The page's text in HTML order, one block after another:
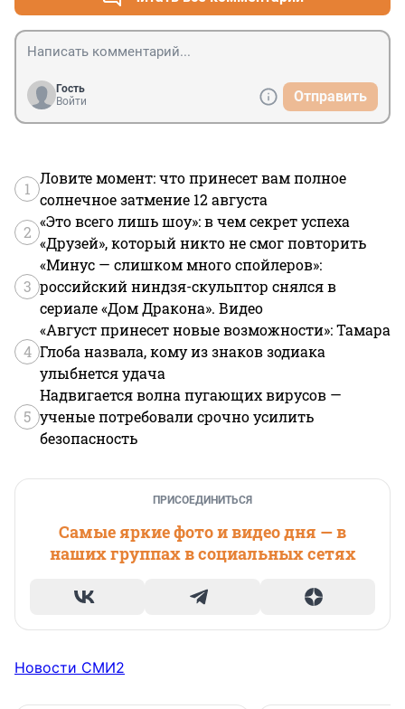
Гость
Войти
Отправить
1
Ловите момент: что принесет вам полное
солнечное затмение 12 августа
2
«Это всего лишь шоу»: в чем секрет успеха
«Друзей», который никто не смог повторить
3
«Минус — слишком много спойлеров»:
российский ниндзя-скульптор снялся в
сериале «Дом Дракона». Видео
4
«Август принесет новые возможности»: Тамара
Глоба назвала, кому из знаков зодиака
улыбнется удача
5
Надвигается волна пугающих вирусов —
ученые потребовали срочно усилить
безопасность
ПРИСОЕДИНИТЬСЯ
Самые яркие фото и видео дня — в
наших группах в социальных сетях
Новости СМИ2